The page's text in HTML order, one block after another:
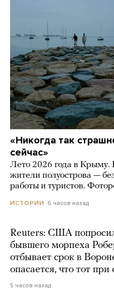
«Никогда так
сейчас»
Лето 2026 года в Крыму.
жители полуострова —
работы и туристов.
ИСТОРИИ 6 часов назад
Reuters: США
бывшего морпеха
отбывает срок в
опасается, что тот при
5 часов назад